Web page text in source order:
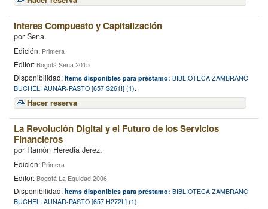
Interes Compuesto y Capitalización
por Sena.
Edición: Primera
Editor: Bogotá Sena 2015
Disponibilidad: Ítems disponibles para préstamo: BIBLIOTECA ZAMBRANO
BUCHELI AUNAR-PASTO [657 S261I] (1).
Hacer reserva
La Revolución Digital y el Futuro de los Servicios
Financieros
por Ramón Heredia Jerez.
Edición: Primera
Editor: Bogotá La Equidad 2006
Disponibilidad: Ítems disponibles para préstamo: BIBLIOTECA ZAMBRANO
BUCHELI AUNAR-PASTO [657 H272L] (1).